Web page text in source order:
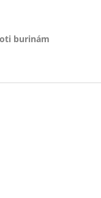
burinám